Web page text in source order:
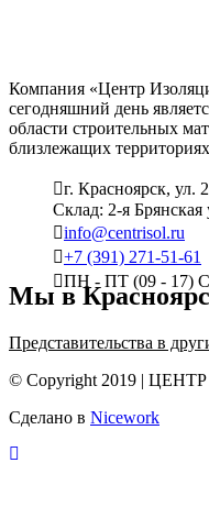
Компания «Центр
сегодняшний день
области строительных
близлежащих
г. Красноярск, ул.
Склад: 2-я
info@centrisol.ru
+7 (391) 271-51-61
ПН - ПТ (09 - 17)
Мы в
Представительства в
© Copyright 2019 |
Сделано в Nicework